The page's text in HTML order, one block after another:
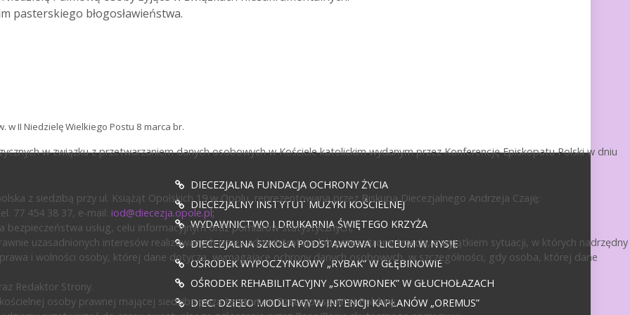
pasterskiego błogosławieństwa.
w II Niedzielę Wielkiego Postu 8 marca br.
DIECEZJALNA FUNDACJA OCHRONY ŻYCIA
DIECEZJALNY INSTYTUT MUZYKI KOŚCIELNEJ
WYDAWNICTWO I DRUKARNIA ŚWIĘTEGO KRZYŻA
DIECEZJALNA SZKOŁA PODSTAWOWA I LICEUM W NYSIE
OŚRODEK WYPOCZYNKOWY „RYBAK” W GŁĘBINOWIE
OŚRODEK REHABILITACYJNY „SKOWRONEK” W GŁUCHOŁAZACH
DIEC. DZIEŁO MODLITWY W INTENCJI KAPŁANÓW „OREMUS”
w związku z przetwarzaniem danych osobowych w Kościele katolickim wydanym przez Konferencję Episkopatu Polski w dniu
z siedzibą przy ul. Książąt Opolskich 19 w Opolu, reprezentowana przez Biskupa Diecezjalnego Andrzeja Czaję;
77 454 38 37, e-mail: iod@diecezja.opole.pl;
usług, celu informacyjnym oraz pomiarów statystycznych;
uzasadnionych interesów realizowanych przez administratora lub przez stronę trzecią, z wyjątkiem sytuacji, w których nadrzędny
i wolności osoby, której dane dotyczą, wymagające ochrony danych osobowych, w szczególności, gdy osoba, której dane
Redaktor Strony.
osoby prawnej mającej siedzibę poza terytorium Rzeczypospolitej Polskiej;